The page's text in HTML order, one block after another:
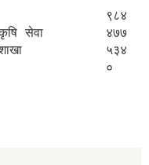
सेवा
९८४
४७७
५३४
०